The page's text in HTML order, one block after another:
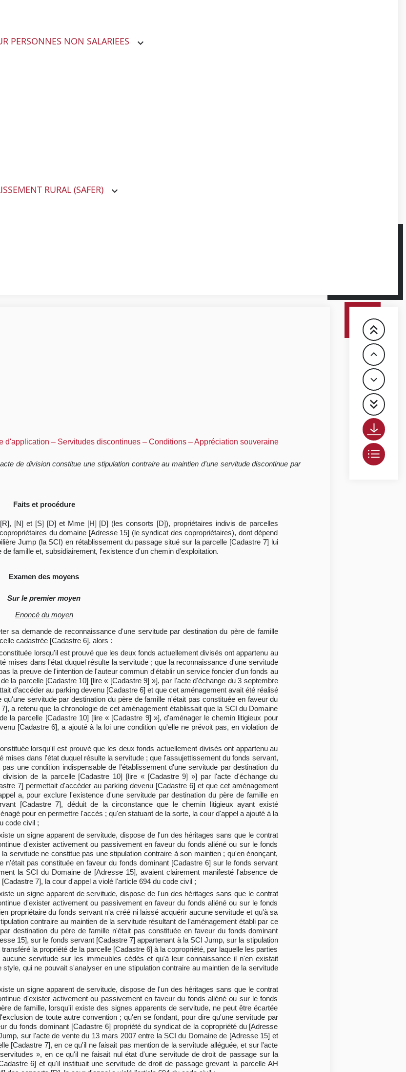
PERSONNES NON SALARIEES
RURAL (SAFER)
– Servitudes discontinues – Conditions – Appréciation souveraine
de division constitue une stipulation contraire au maintien d'une servitude discontinue par
Faits et procédure
[N] et [S] [D] et Mme [H] [D] (les consorts [D]), propriétaires indivis de parcelles
du domaine [Adresse 15] (le syndicat des copropriétaires), dont dépend
Jump (la SCI) en rétablissement du passage situé sur la parcelle [Cadastre 7] lui
famille et, subsidiairement, l'existence d'un chemin d'exploitation.
Examen des moyens
Sur le premier moyen
Enoncé du moyen
sa demande de reconnaissance d'une servitude par destination du père de famille
cadastrée [Cadastre 6], alors :
lorsqu'il est prouvé que les deux fonds actuellement divisés ont appartenu au
mises dans l'état duquel résulte la servitude ; que la reconnaissance d'une servitude
la preuve de l'intention de l'auteur commun d'établir un service foncier d'un fonds au
la parcelle [Cadastre 10] [lire « [Cadastre 9] »], par l'acte d'échange du 3 septembre
d'accéder au parking devenu [Cadastre 6] et que cet aménagement avait été réalisé
servitude par destination du père de famille n'était pas constituée en faveur du
a retenu que la chronologie de cet aménagement établissait que la SCI du Domaine
la parcelle [Cadastre 10] [lire « [Cadastre 9] »], d'aménager le chemin litigieux pour
[Cadastre 6], a ajouté à la loi une condition qu'elle ne prévoit pas, en violation de
lorsqu'il est prouvé que les deux fonds actuellement divisés ont appartenu au
mises dans l'état duquel résulte la servitude ; que l'assujettissement du fonds servant,
une condition indispensable de l'établissement d'une servitude par destination du
de la parcelle [Cadastre 10] [lire « [Cadastre 9] »] par l'acte d'échange du
7] permettait d'accéder au parking devenu [Cadastre 6] et que cet aménagement
a, pour exclure l'existence d'une servitude par destination du père de famille en
[Cadastre 7], déduit de la circonstance que le chemin litigieux ayant existé
pour en permettre l'accès ; qu'en statuant de la sorte, la cour d'appel a ajouté à la
code civil ;
un signe apparent de servitude, dispose de l'un des héritages sans que le contrat
d'exister activement ou passivement en faveur du fonds aliéné ou sur le fonds
servitude ne constitue pas une stipulation contraire à son maintien ; qu'en énonçant,
n'était pas constituée en faveur du fonds dominant [Cadastre 6] sur le fonds servant
la SCI du Domaine de [Adresse 15], avaient clairement manifesté l'absence de
7], la cour d'appel a violé l'article 694 du code civil ;
un signe apparent de servitude, dispose de l'un des héritages sans que le contrat
d'exister activement ou passivement en faveur du fonds aliéné ou sur le fonds
propriétaire du fonds servant n'a créé ni laissé acquérir aucune servitude et qu'à sa
contraire au maintien de la servitude résultant de l'aménagement établi par ce
destination du père de famille n'était pas constituée en faveur du fonds dominant
15], sur le fonds servant [Cadastre 7] appartenant à la SCI Jump, sur la stipulation
la propriété de la parcelle [Cadastre 6] à la copropriété, par laquelle les parties
servitude sur les immeubles cédés et qu'à leur connaissance il n'en existait
qui ne pouvait s'analyser en une stipulation contraire au maintien de la servitude
un signe apparent de servitude, dispose de l'un des héritages sans que le contrat
d'exister activement ou passivement en faveur du fonds aliéné ou sur le fonds
de famille, lorsqu'il existe des signes apparents de servitude, ne peut être écartée
de toute autre convention ; qu'en se fondant, pour dire qu'une servitude par
du fonds dominant [Cadastre 6] propriété du syndicat de la copropriété du [Adresse
sur l'acte de vente du 13 mars 2007 entre la SCI du Domaine de [Adresse 15] et
[Cadastre 7], en ce qu'il ne faisait pas mention de la servitude alléguée, et sur l'acte
», en ce qu'il ne faisait nul état d'une servitude de droit de passage sur la
6] et qu'il instituait une servitude de droit de passage grevant la parcelle AH